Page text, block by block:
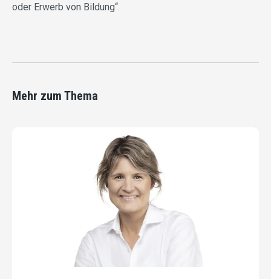
oder Erwerb von Bildung“.
Mehr zum Thema